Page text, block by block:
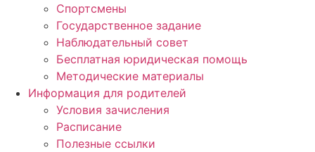
Спортсмены
Государственное задание
Наблюдательный совет
Бесплатная юридическая помощь
Методические материалы
Информация для родителей
Условия зачисления
Расписание
Полезные ссылки